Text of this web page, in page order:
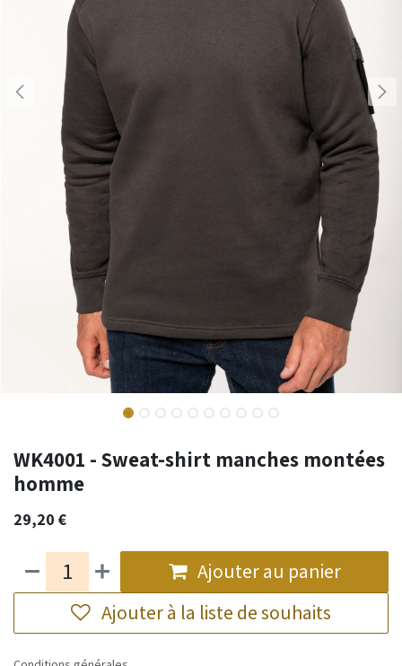
WK4001 - Sweat-shirt manches montées
homme
29,20 €
Ajouter au panier
Ajouter à la liste de souhaits